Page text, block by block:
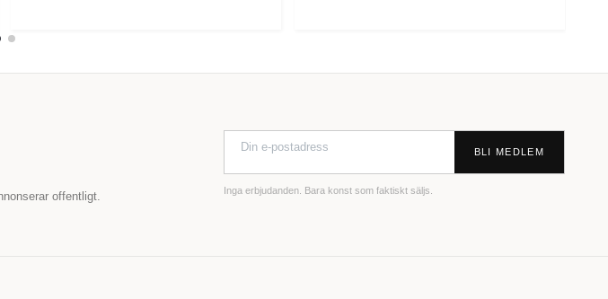
offentligt.
BLI MEDLEM
Inga erbjudanden. Bara konst som faktiskt säljs.